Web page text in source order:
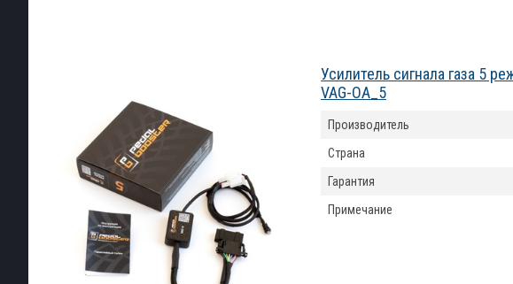
Усилитель сигнала газа 5
VAG-OA_5
Производитель
Страна
Гарантия
Примечание